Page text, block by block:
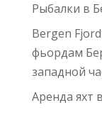
Рыбалки в
Bergen
фьордам
западной
Аренда яхт